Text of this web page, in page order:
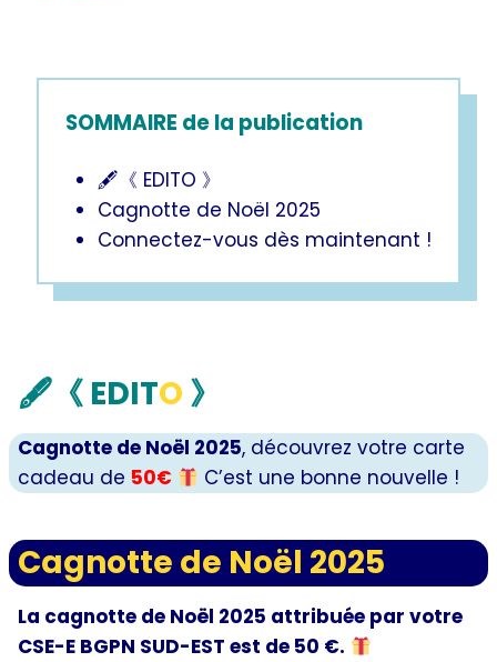
SOMMAIRE de la publication
🖋《 EDITO 》
Cagnotte de Noël 2025
Connectez-vous dès maintenant !
🖋 《 EDITO 》
Cagnotte de Noël 2025, découvrez votre carte
cadeau de 50€ C’est une bonne nouvelle !
Cagnotte de Noël 2025
La cagnotte de Noël 2025 attribuée par votre
CSE-E BGPN SUD-EST est de 50 €.